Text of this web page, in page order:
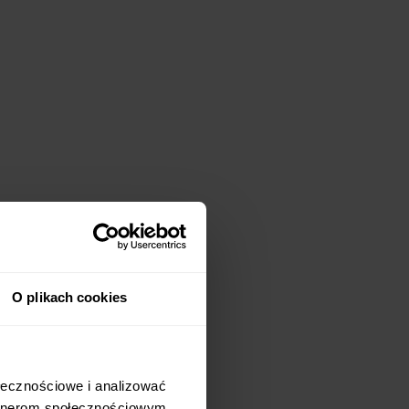
O plikach cookies
i analizować